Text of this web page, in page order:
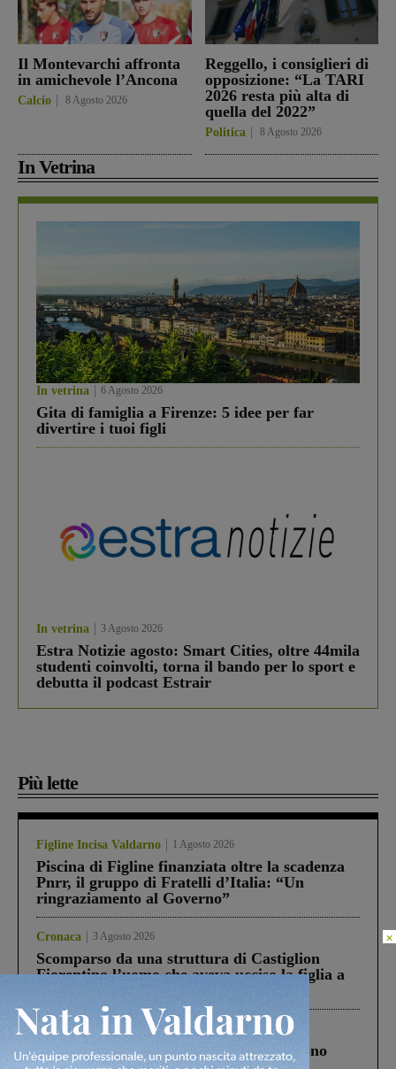
Il Montevarchi affronta
in amichevole l’Ancona
Calcio 8 Agosto 2026
Reggello, i consiglieri di
opposizione: “La TARI
2026 resta più alta di
quella del 2022”
Politica 8 Agosto 2026
In Vetrina
In vetrina 6 Agosto 2026
Gita di famiglia a Firenze: 5 idee per far
divertire i tuoi figli
In vetrina 3 Agosto 2026
Estra Notizie agosto: Smart Cities, oltre 44mila
studenti coinvolti, torna il bando per lo sport e
debutta il podcast Estrair
Più lette
Figline Incisa Valdarno 1 Agosto 2026
Piscina di Figline finanziata oltre la scadenza
Pnrr, il gruppo di Fratelli d’Italia: “Un
ringraziamento al Governo”
Cronaca 3 Agosto 2026
Scomparso da una struttura di Castiglion
Fiorentino l’uomo che aveva ucciso la figlia a
Cronaca 4 Agosto 2026
Un anno fa la strage in A1 in cui morirono
×